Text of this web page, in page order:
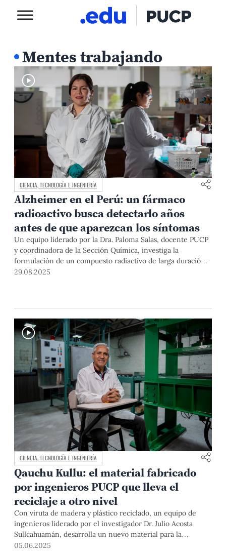
Mentes trabajando
CIENCIA, TECNOLOGÍA E INGENIERÍA
Alzheimer en el Perú: un fármaco
radioactivo busca detectarlo años
antes de que aparezcan los síntomas
Un equipo liderado por la Dra. Paloma Salas, docente PUCP
y coordinadora de la Sección Química, investiga la
formulación de un compuesto radiactivo de larga duración
que permita detectar los síntomas relacionados al
29.08.2025
CIENCIA, TECNOLOGÍA E INGENIERÍA
Qauchu Kullu: el material fabricado
por ingenieros PUCP que lleva el
reciclaje a otro nivel
Con viruta de madera y plástico reciclado, un equipo de
ingenieros liderado por el investigador Dr. Julio Acosta
Sullcahuamán, desarrolla un nuevo material para la
industria de fabricación de mobiliario. El Qauchu Kullu, la
05.06.2025